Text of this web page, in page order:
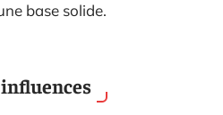
base solide.